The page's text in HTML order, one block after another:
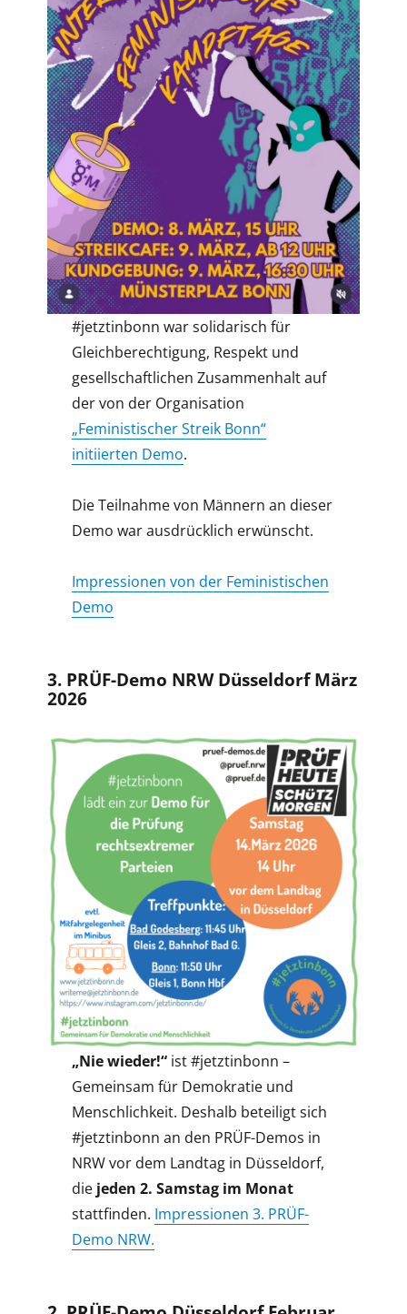
#jetztinbonn war solidarisch für
Gleichberechtigung, Respekt und
gesellschaftlichen Zusammenhalt auf
der von der Organisation
„Feministischer Streik Bonn“
initiierten Demo.
Die Teilnahme von Männern an dieser
Demo war ausdrücklich erwünscht.
Impressionen von der Feministischen
Demo
3. PRÜF-Demo NRW Düsseldorf März
2026
„Nie wieder!“ ist #jetztinbonn –
Gemeinsam für Demokratie und
Menschlichkeit. Deshalb beteiligt sich
#jetztinbonn an den PRÜF-Demos in
NRW vor dem Landtag in Düsseldorf,
die jeden 2. Samstag im Monat
stattfinden. Impressionen 3. PRÜF-
Demo NRW.